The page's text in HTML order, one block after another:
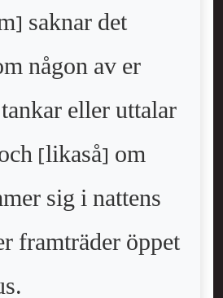
saknar det
någon av er
eller uttalar
[likaså] om
sig i nattens
framträder öppet